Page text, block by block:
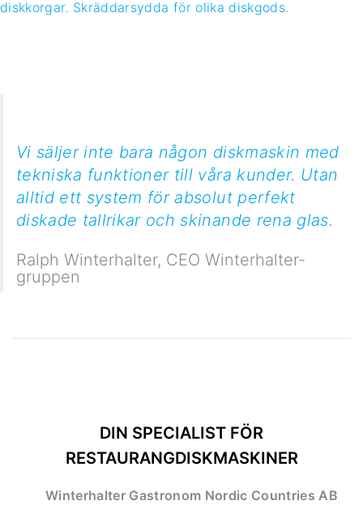
Vi säljer inte bara någon diskmaskin med
tekniska funktioner till våra kunder. Utan
alltid ett system för absolut perfekt
diskade tallrikar och skinande rena glas.
Ralph Winterhalter, CEO Winterhalter-
gruppen
DIN SPECIALIST FÖR
RESTAURANGDISKMASKINER
Winterhalter Gastronom Nordic Countries AB